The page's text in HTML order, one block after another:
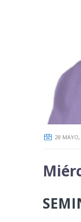
28 MAYO,